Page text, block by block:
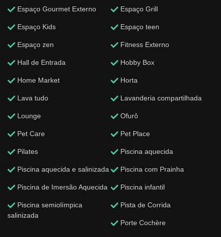
Espaço Gourmet Externo Espaço Grill
Espaço Kids Espaço teen
Espaço zen Fitness Externo
Hall de Entrada Hobby Box
Home Market Horta
Lava tudo Lavanderia compartilhada
Lounge Ofurô
Pet Care Pet Place
Pilates Piscina aquecida
Piscina aquecida e salinizada Piscina com Prainha
Piscina de Imersão Aquecida Piscina infantil
Piscina semiolímpica
salinizada
Pista de Corrida
Porte Cochère